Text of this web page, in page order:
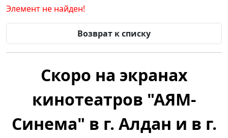
Элемент не найден!
Возврат к списку
Скоро на экранах
кинотеатров "АЯМ-
Синема" в г. Алдан и в г.